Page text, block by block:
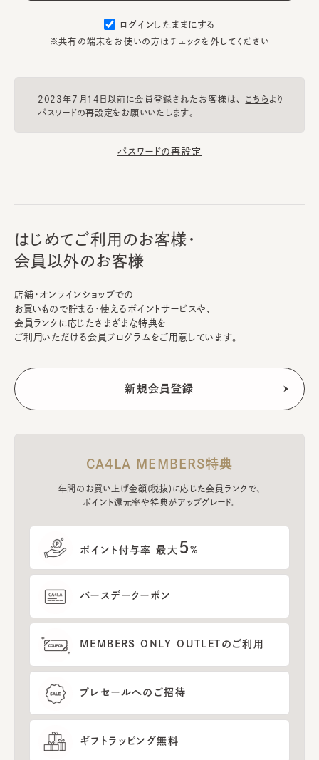
ログインしたままにする
※共有の端末をお使いの方はチェックを外してください
2023年7月14日以前に会員登録されたお客様は、 こちらより
パスワードの再設定をお願いいたします。
パスワードの再設定
はじめてご利用のお客様・
会員以外のお客様
店舗・オンラインショップでの
お買いもので貯まる・使えるポイントサービスや、
会員ランクに応じたさまざまな特典を
ご利用いただける会員プログラムをご用意しています。
CA4LA MEMBERS特典
年間のお買い上げ金額(税抜)に応じた会員ランクで、
ポイント還元率や特典がアップグレード。
ポイント付与率 最大 5%
バースデークーポン
MEMBERS ONLY OUTLETのご利用
プレセールへのご招待
ギフトラッピング無料